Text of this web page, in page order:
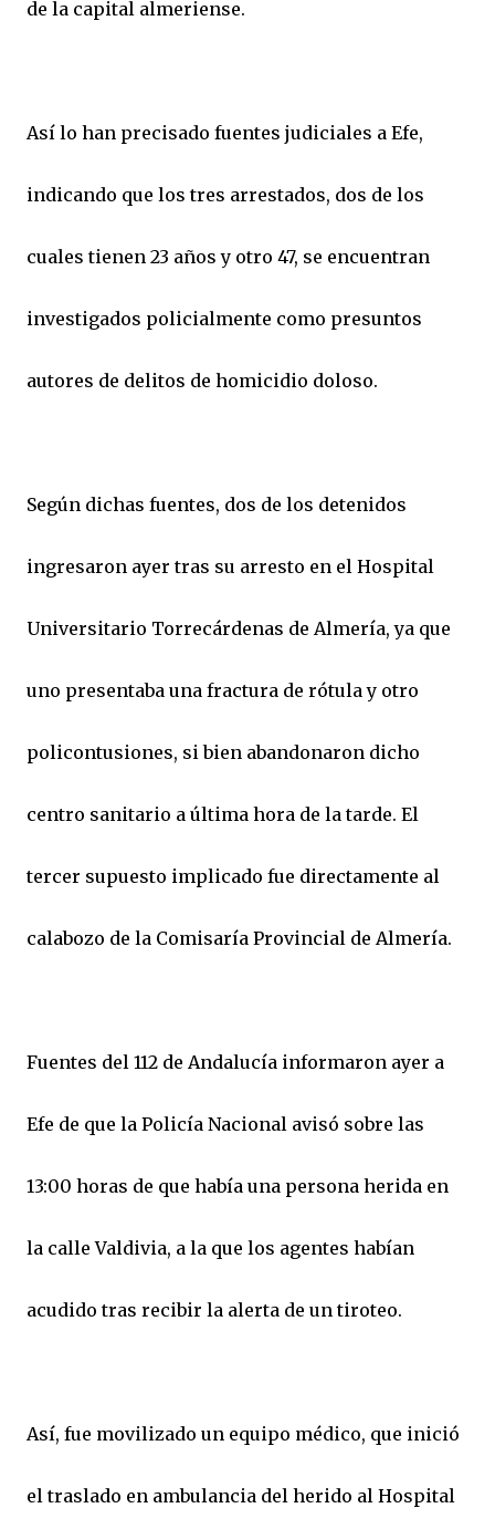
de la capital almeriense.
Así lo han precisado fuentes judiciales a Efe,
indicando que los tres arrestados, dos de los
cuales tienen 23 años y otro 47, se encuentran
investigados policialmente como presuntos
autores de delitos de homicidio doloso.
Según dichas fuentes, dos de los detenidos
ingresaron ayer tras su arresto en el Hospital
Universitario Torrecárdenas de Almería, ya que
uno presentaba una fractura de rótula y otro
policontusiones, si bien abandonaron dicho
centro sanitario a última hora de la tarde. El
tercer supuesto implicado fue directamente al
calabozo de la Comisaría Provincial de Almería.
Fuentes del 112 de Andalucía informaron ayer a
Efe de que la Policía Nacional avisó sobre las
13:00 horas de que había una persona herida en
la calle Valdivia, a la que los agentes habían
acudido tras recibir la alerta de un tiroteo.
Así, fue movilizado un equipo médico, que inició
el traslado en ambulancia del herido al Hospital